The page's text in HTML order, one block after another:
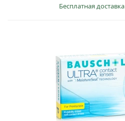
Бесплатная доставка